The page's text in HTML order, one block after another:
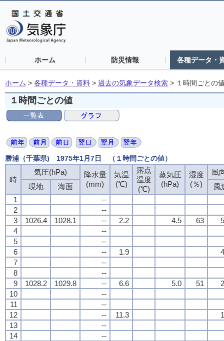
ホーム 防災情報 各種データ・
ホーム > 各種データ・資料 > 過去の気象データ検索 > １時間ごとの
１時間ごとの値
勝浦（千葉県) 1975年1月7日 （１時間ごとの値）
時
気圧(hPa)
降水量
(mm)
気温
(℃)
露点
温度
(℃)
蒸気圧
(hPa)
湿度
(％)
風
現地
海面
風
1
--
2
--
3
1026.4 1028.1 -- 2.2 4.5 63
4
--
5
--
6
-- 1.9
7
--
8
--
9
1028.2 1029.8 -- 6.6 5.0 51
10
--
11
--
12
-- 11.3
13
--
14
--